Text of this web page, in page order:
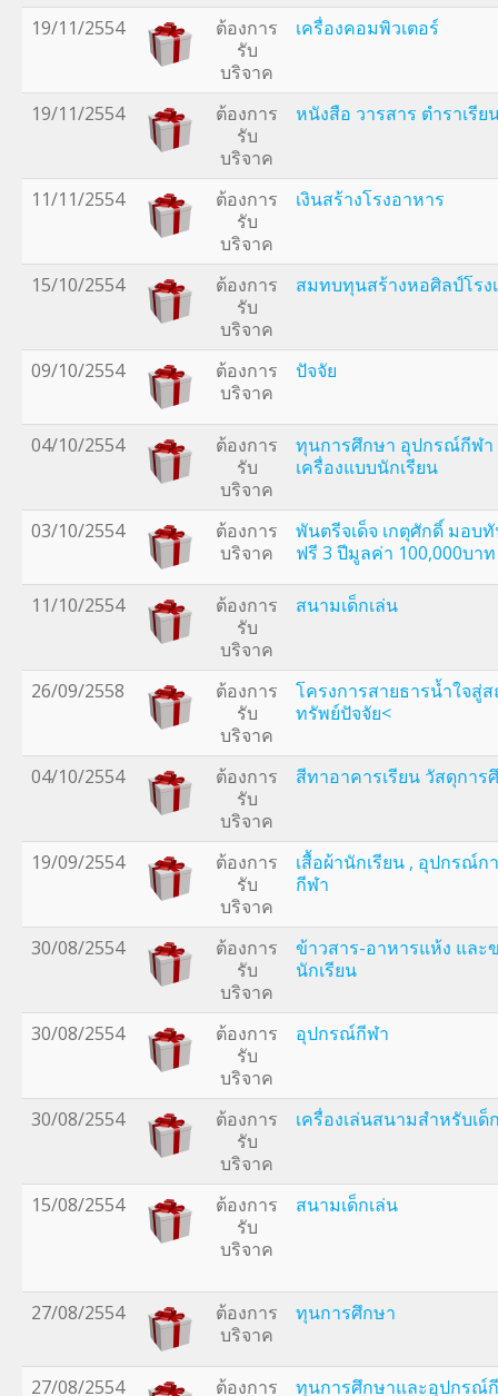
19/11/2554
ต้องการ
รับ
บริจาค
เครื่องคอมพิวเตอร์
19/11/2554
ต้องการ
รับ
บริจาค
หนังสือ วารสาร ตำราเรีย
11/11/2554
ต้องการ
รับ
บริจาค
เงินสร้างโรงอาหาร
15/10/2554
ต้องการ
รับ
บริจาค
สมทบทุนสร้างหอศิลป์โรง
09/10/2554
ต้องการ
บริจาค
ปัจจัย
04/10/2554
ต้องการ
รับ
บริจาค
ทุนการศึกษา อุปกรณ์กีฬา
เครื่องแบบนักเรียน
03/10/2554
ต้องการ
บริจาค
พันตรีจเด็จ เกตุศักดิ์ มอบ
ฟรี 3 ปีมูลค่า 100,000บาท
11/10/2554
ต้องการ
รับ
บริจาค
สนามเด็กเล่น
26/09/2558
ต้องการ
รับ
บริจาค
โครงการสายธารน้ำใจสู่
ทรัพย์ปัจจัย<
04/10/2554
ต้องการ
รับ
บริจาค
สีทาอาคารเรียน วัสดุการ
19/09/2554
ต้องการ
รับ
บริจาค
เสื้อผ้านักเรียน , อุปกรณ์ก
กีฬา
30/08/2554
ต้องการ
รับ
บริจาค
ข้าวสาร-อาหารแห้ง และ
นักเรียน
30/08/2554
ต้องการ
รับ
บริจาค
อุปกรณ์กีฬา
30/08/2554
ต้องการ
รับ
บริจาค
เครื่องเล่นสนามสำหรับเ
15/08/2554
ต้องการ
รับ
บริจาค
สนามเด็กเล่น
27/08/2554
ต้องการ
บริจาค
ทุนการศึกษา
27/08/2554 ต้องการ ทุนการศึกษาและอุปกรณ์